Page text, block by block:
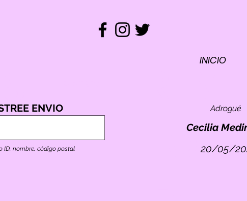
INICIO
ENVIO
ID, nombre, código postal
TO
Adrogué
Cecilia
20/05/